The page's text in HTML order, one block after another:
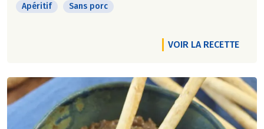
Apéritif Sans porc
VOIR LA RECETTE